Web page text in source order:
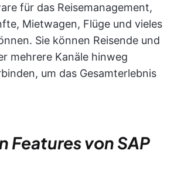
für das Reisemanagement,
Mietwagen, Flüge und vieles
Sie können Reisende und
mehrere Kanäle hinweg
um das Gesamterlebnis
Features von SAP